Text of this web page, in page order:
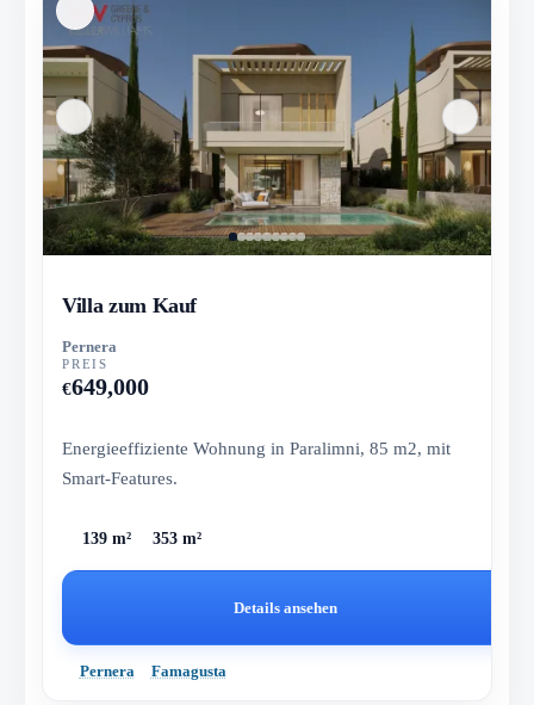
Villa zum Kauf
Pernera
PREIS
€649,000
Energieeffiziente Wohnung in Paralimni, 85 m2, mit
Smart-Features.
139 m² 353 m²
Details ansehen
Pernera Famagusta